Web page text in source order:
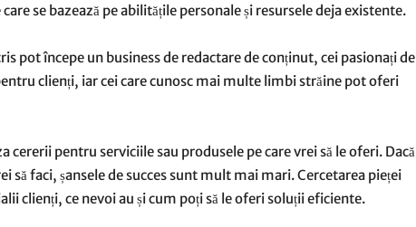
se bazează pe abilitățile personale și resursele deja existente.
pot începe un business de redactare de conținut, cei pasionați de
clienți, iar cei care cunosc mai multe limbi străine pot oferi
cererii pentru serviciile sau produsele pe care vrei să le oferi. Dacă
să faci, șansele de succes sunt mult mai mari. Cercetarea pieței
clienți, ce nevoi au și cum poți să le oferi soluții eficiente.